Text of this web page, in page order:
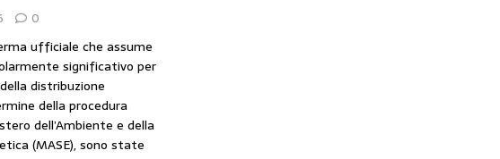
0
ufficiale che assume
significativo per
distribuzione
della procedura
dell’Ambiente e della
(MASE), sono state